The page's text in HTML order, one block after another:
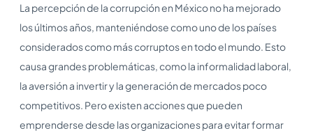
La percepción de la corrupción en México no ha mejorado
los últimos años, manteniéndose como uno de los países
considerados como más corruptos en todo el mundo. Esto
causa grandes problemáticas, como la informalidad laboral,
la aversión a invertir y la generación de mercados poco
competitivos. Pero existen acciones que pueden
emprenderse desde las organizaciones para evitar formar